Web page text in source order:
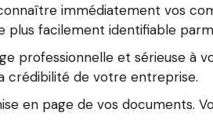
immédiatement vos
facilement identifiable
professionnelle et sérieuse à
crédibilité de votre entreprise.
en page de vos documents.